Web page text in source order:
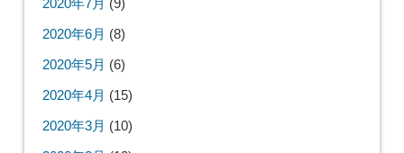
2021年4月 (15)
2021年3月 (7)
2021年2月 (8)
2021年1月 (5)
2020年12月(4)